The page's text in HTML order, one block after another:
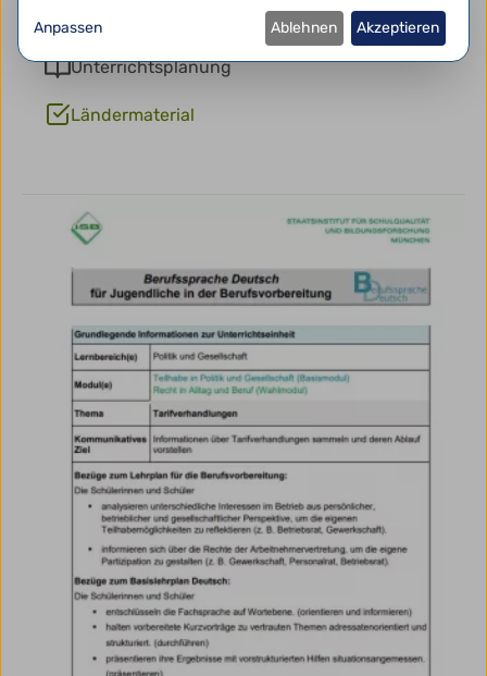
Auszubildendenvertretung
Unterrichtsplanung
Ländermaterial
Anpassen Ablehnen Akzeptieren